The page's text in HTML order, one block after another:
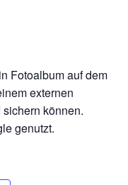
Fotoalbum auf dem
externen
können.
genutzt.